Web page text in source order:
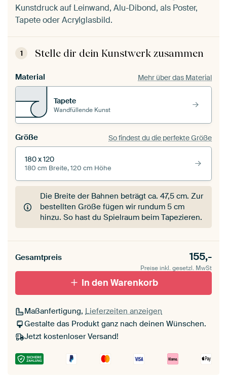
Kunstdruck auf Leinwand, Alu-Dibond, als Poster,
Tapete oder Acrylglasbild.
1 Stelle dir dein Kunstwerk zusammen
Material Mehr über das Material
Tapete
Wandfüllende Kunst
Größe So findest du die perfekte Größe
180 x 120
180 cm Breite, 120 cm Höhe
Die Breite der Bahnen beträgt ca.47,5 cm. Zur
bestellten Größe fügen wir rundum 5 cm
hinzu. So hast du Spielraum beim Tapezieren.
Gesamtpreis 155,-
Preise inkl. gesetzl. MwSt
In den Warenkorb
Maßanfertigung, Lieferzeiten anzeigen
Gestalte das Produkt ganz nach deinen Wünschen.
Jetzt kostenloser Versand!